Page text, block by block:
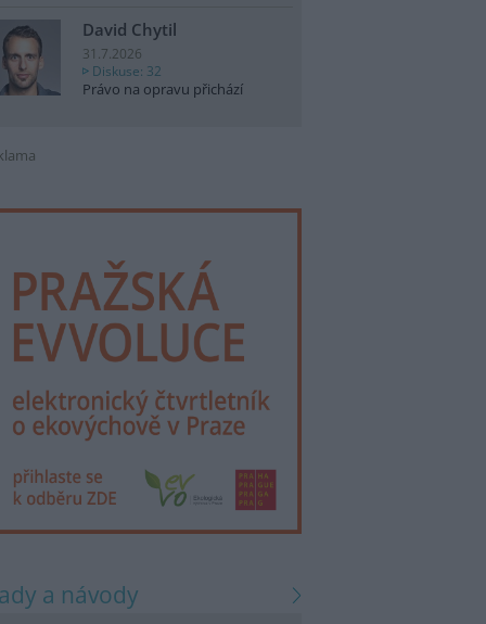
David Chytil
31.7.2026
Diskuse: 32
Právo na opravu přichází
a návody